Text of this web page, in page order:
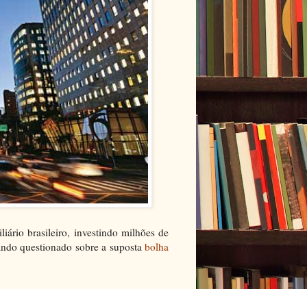
brasileiro, investindo milhões de
questionado sobre a suposta bolha